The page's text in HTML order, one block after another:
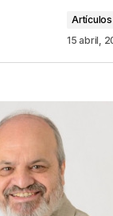
15 abril,